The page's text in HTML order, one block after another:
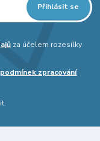
Přihlásit se
za účelem rozesílky
podmínek zpracování